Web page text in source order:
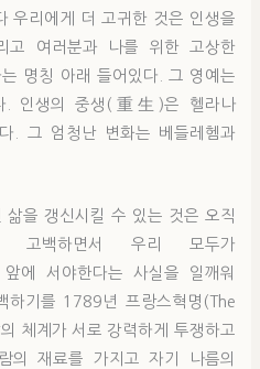
우리에게 더 고귀한 것은 인생을
고 여러분과 나를 위한 고상한
명칭 아래 들어있다. 그 영예는
. 인생의 중생(重生)은 헬라나
. 그 엄청난 변화는 베들레헴과
을 갱신시킬 수 있는 것은 오직
고백하면서 우리 모두가
에 서야한다는 사실을 일깨워
하기를 1789년 프랑스혁명(The
체계가 서로 강력하게 투쟁하고
의 재료를 가지고 자기 나름의